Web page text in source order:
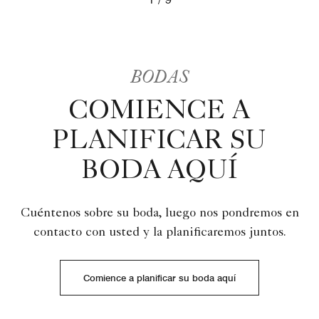
BODAS
COMIENCE A
PLANIFICAR SU
BODA AQUÍ
Cuéntenos sobre su boda, luego nos pondremos en
contacto con usted y la planificaremos juntos.
Comience a planificar su boda aquí